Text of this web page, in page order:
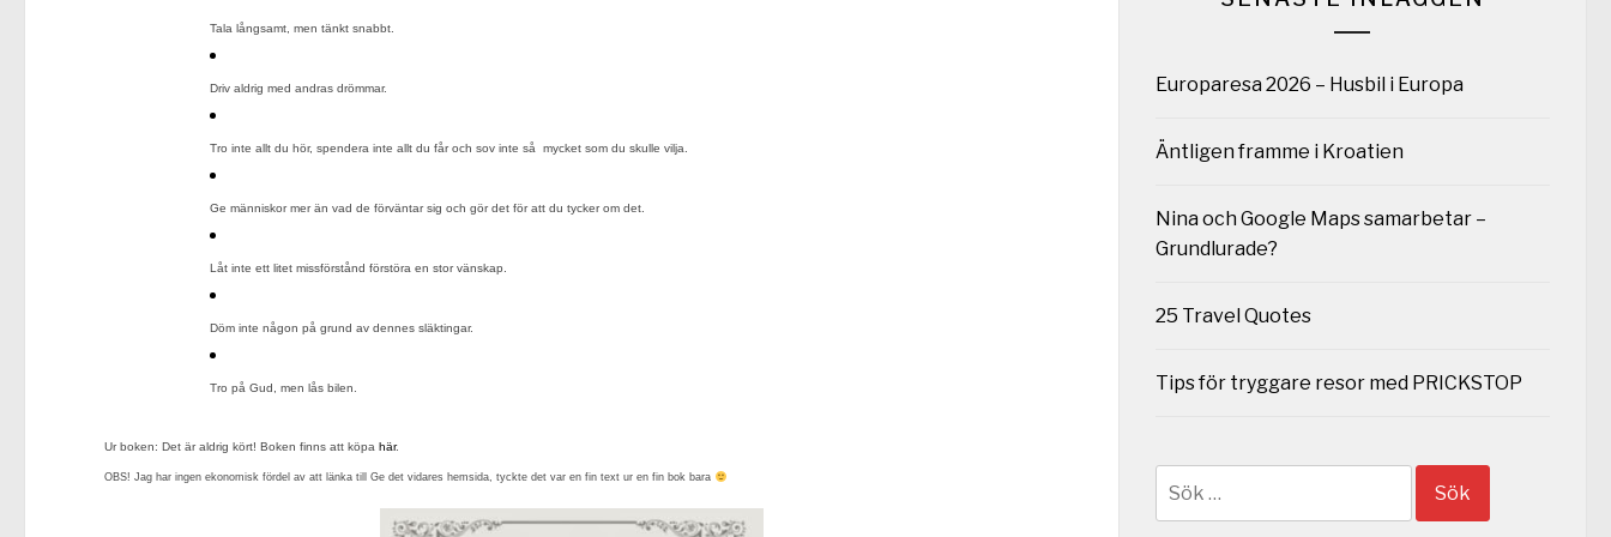
Tala långsamt, men tänkt snabbt.
Driv aldrig med andras drömmar.
Tro inte allt du hör, spendera inte allt du får och sov inte så mycket som du skulle vilja.
Ge människor mer än vad de förväntar sig och gör det för att du tycker om det.
Låt inte ett litet missförstånd förstöra en stor vänskap.
Döm inte någon på grund av dennes släktingar.
Tro på Gud, men lås bilen.
Ur boken: Det är aldrig kört! Boken finns att köpa här.
OBS! Jag har ingen ekonomisk fördel av att länka till Ge det vidares hemsida, tyckte det var en fin text ur en fin bok bara
Europaresa 2026 – Husbil i Europa
Äntligen framme i Kroatien
Nina och Google Maps samarbetar –
Grundlurade?
25 Travel Quotes
Tips för tryggare resor med PRICKSTOP